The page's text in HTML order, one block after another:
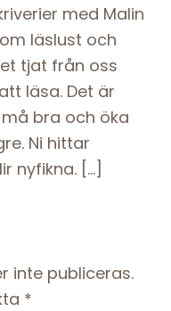
med Malin
läslust och
tjat från oss
läsa. Det är
bra och öka
Ni hittar
nyfikna. […]
inte publiceras.
*